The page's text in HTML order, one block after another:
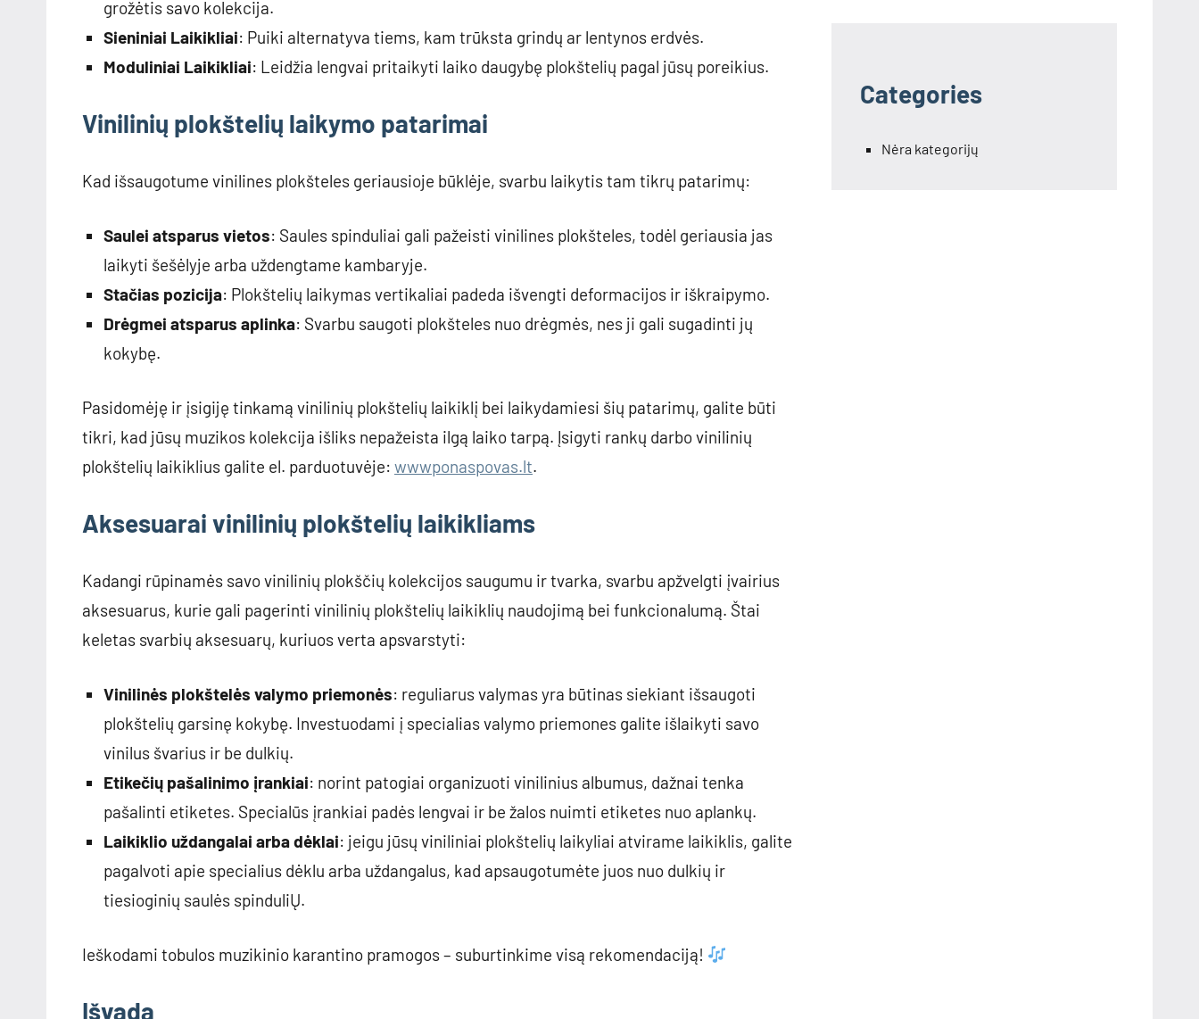
grožėtis savo kolekcija.
Sieniniai Laikikliai: Puiki alternatyva tiems, kam trūksta grindų ar lentynos erdvės.
Moduliniai Laikikliai: Leidžia lengvai pritaikyti laiko daugybę plokštelių pagal jūsų poreikius.
Vinilinių plokštelių laikymo patarimai
Kad išsaugotume vinilines plokšteles geriausioje būklėje, svarbu laikytis tam tikrų patarimų:
Saulei atsparus vietos: Saules spinduliai gali pažeisti vinilines plokšteles, todėl geriausia jas
laikyti šešėlyje arba uždengtame kambaryje.
Stačias pozicija: Plokštelių laikymas vertikaliai padeda išvengti deformacijos ir iškraipymo.
Drėgmei atsparus aplinka: Svarbu saugoti plokšteles nuo drėgmės, nes ji gali sugadinti jų
kokybę.
Pasidomėję ir įsigiję tinkamą vinilinių plokštelių laikiklį bei laikydamiesi šių patarimų, galite būti
tikri, kad jūsų muzikos kolekcija išliks nepažeista ilgą laiko tarpą. Įsigyti rankų darbo vinilinių
plokštelių laikiklius galite el. parduotuvėje: wwwponaspovas.lt.
Aksesuarai vinilinių plokštelių laikikliams
Kadangi rūpinamės savo vinilinių plokščių kolekcijos saugumu ir tvarka, svarbu apžvelgti įvairius
aksesuarus, kurie gali pagerinti vinilinių plokštelių laikiklių naudojimą bei funkcionalumą. Štai
keletas svarbių aksesuarų, kuriuos verta apsvarstyti:
Vinilinės plokštelės valymo priemonės: reguliarus valymas yra būtinas siekiant išsaugoti
plokštelių garsinę kokybę. Investuodami į specialias valymo priemones galite išlaikyti savo
vinilus švarius ir be dulkių.
Etikečių pašalinimo įrankiai: norint patogiai organizuoti vinilinius albumus, dažnai tenka
pašalinti etiketes. Specialūs įrankiai padės lengvai ir be žalos nuimti etiketes nuo aplankų.
Laikiklio uždangalai arba dėklai: jeigu jūsų viniliniai plokštelių laikyliai atvirame laikiklis, galite
pagalvoti apie specialius dėklu arba uždangalus, kad apsaugotumėte juos nuo dulkių ir
tiesioginių saulės spinduliŲ.
Ieškodami tobulos muzikinio karantino pramogos – suburtinkime visą rekomendaciją!
Išvada
Categories
Nėra kategorijų